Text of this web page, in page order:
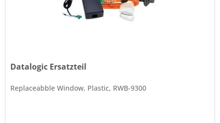
Datalogic Ersatzteil
Replaceabble Window, Plastic, RWB-9300